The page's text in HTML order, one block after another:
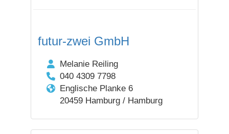
futur-zwei GmbH
Melanie Reiling
040 4309 7798
Englische Planke 6
20459 Hamburg / Hamburg